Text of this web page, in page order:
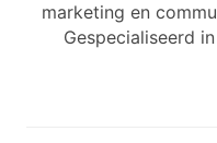
marketing en
Gespecialiseerd